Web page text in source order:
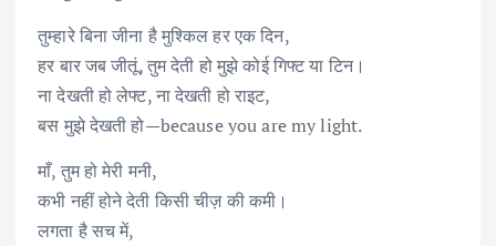
तुम्हारे बिना जीना है मुश्किल हर एक दिन,
हर बार जब जीतूं, तुम देती हो मुझे कोई गिफ्ट या टिन।
ना देखती हो लेफ्ट, ना देखती हो राइट,
बस मुझे देखती हो—because you are my light.
माँ, तुम हो मेरी मनी,
कभी नहीं होने देती किसी चीज़ की कमी।
लगता है सच में,